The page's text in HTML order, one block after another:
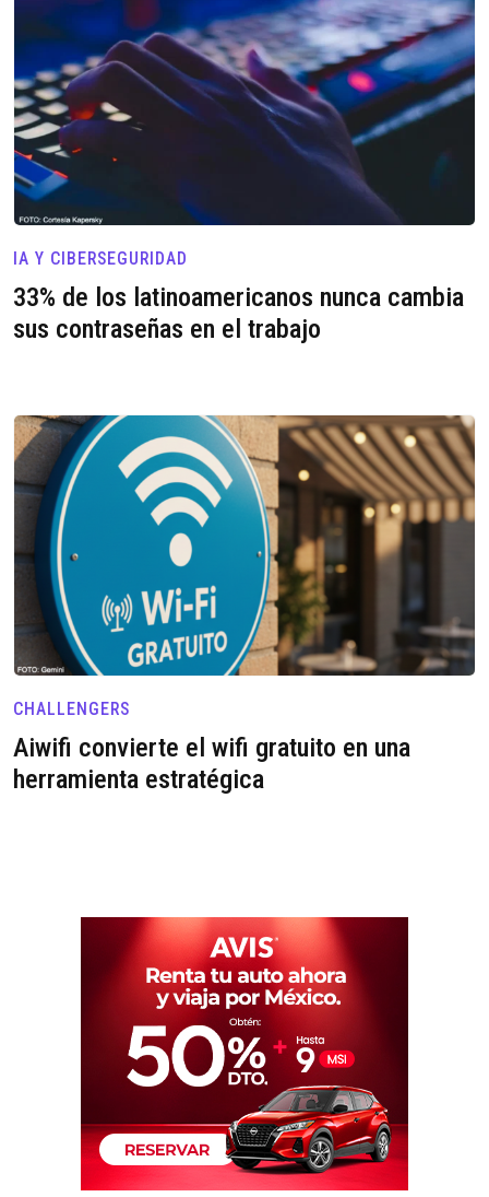
IA Y CIBERSEGURIDAD
33% de los latinoamericanos nunca cambia
sus contraseñas en el trabajo
CHALLENGERS
Aiwifi convierte el wifi gratuito en una
herramienta estratégica